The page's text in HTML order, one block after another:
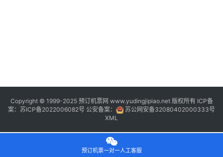
Copyright © 1999-2025 预订机票网 www.yudingjipiao.net 版权所有 ICP备
案： 苏ICP备2022006082号 公安备案：
苏公网安备32080402000333号
XML
预订机票一对一人工客服